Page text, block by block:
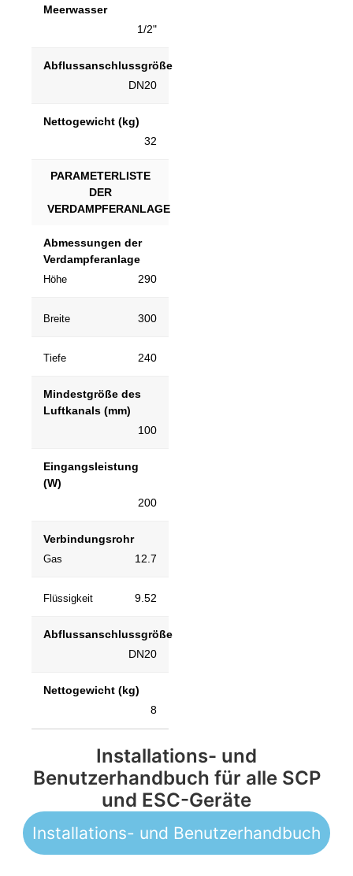
Meerwasser
1/2"
Abflussanschlussgröße
DN20
Nettogewicht (kg)
32
PARAMETERLISTE
DER
VERDAMPFERANLAGE
Abmessungen der
Verdampferanlage
Höhe 290
Breite 300
Tiefe 240
Mindestgröße des
Luftkanals (mm)
100
Eingangsleistung
(W)
200
Verbindungsrohr
Gas 12.7
Flüssigkeit 9.52
Abflussanschlussgröße
DN20
Nettogewicht (kg)
8
Installations- und
Benutzerhandbuch für alle SCP
und ESC-Geräte
Installations- und Benutzerhandbuch